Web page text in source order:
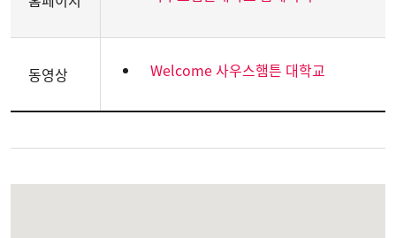
동영상 Welcome 사우스햄튼 대학교